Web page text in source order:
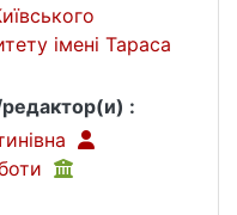
імені Тараса
: